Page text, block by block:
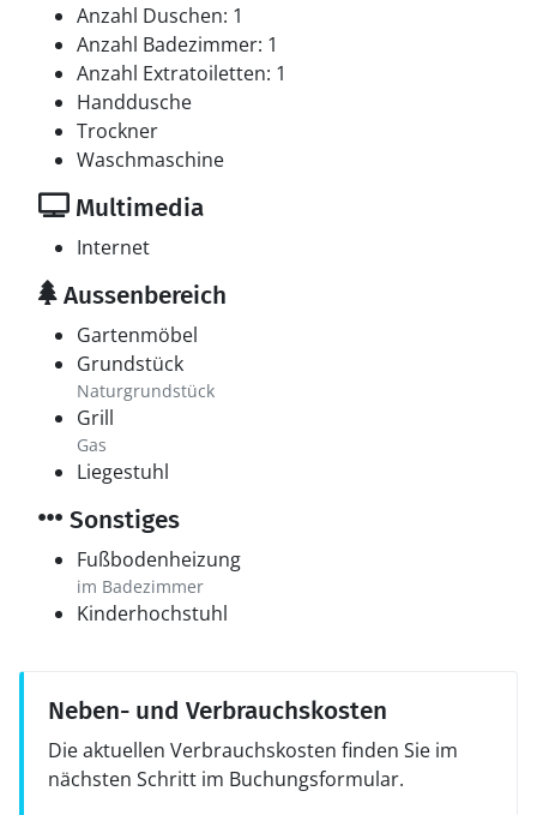
Anzahl Duschen: 1
Anzahl Badezimmer: 1
Anzahl Extratoiletten: 1
Handdusche
Trockner
Waschmaschine
Multimedia
Internet
Aussenbereich
Gartenmöbel
Grundstück
Naturgrundstück
Grill
Gas
Liegestuhl
Sonstiges
Fußbodenheizung
im Badezimmer
Kinderhochstuhl
Neben- und Verbrauchskosten
Die aktuellen Verbrauchskosten finden Sie im
nächsten Schritt im Buchungsformular.